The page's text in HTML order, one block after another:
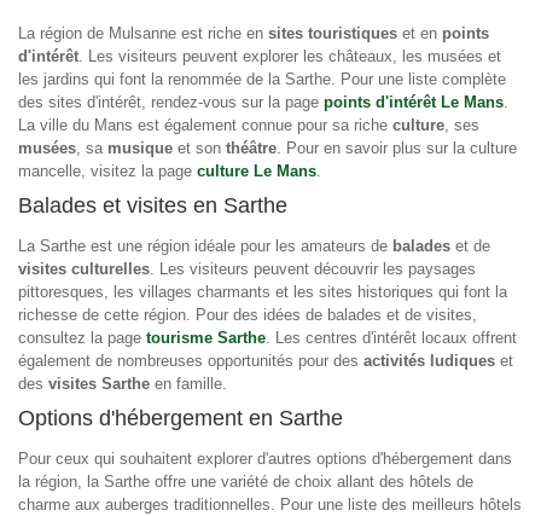
La région de Mulsanne est riche en sites touristiques et en points
d'intérêt. Les visiteurs peuvent explorer les châteaux, les musées et
les jardins qui font la renommée de la Sarthe. Pour une liste complète
des sites d'intérêt, rendez-vous sur la page points d'intérêt Le Mans.
La ville du Mans est également connue pour sa riche culture, ses
musées, sa musique et son théâtre. Pour en savoir plus sur la culture
mancelle, visitez la page culture Le Mans.
Balades et visites en Sarthe
La Sarthe est une région idéale pour les amateurs de balades et de
visites culturelles. Les visiteurs peuvent découvrir les paysages
pittoresques, les villages charmants et les sites historiques qui font la
richesse de cette région. Pour des idées de balades et de visites,
consultez la page tourisme Sarthe. Les centres d'intérêt locaux offrent
également de nombreuses opportunités pour des activités ludiques et
des visites Sarthe en famille.
Options d'hébergement en Sarthe
Pour ceux qui souhaitent explorer d'autres options d'hébergement dans
la région, la Sarthe offre une variété de choix allant des hôtels de
charme aux auberges traditionnelles. Pour une liste des meilleurs hôtels